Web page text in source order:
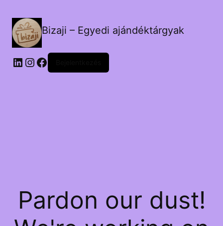
Bizaji – Egyedi ajándéktárgyak
LinkedIn
Instagram
Facebook
Pardon our dust!